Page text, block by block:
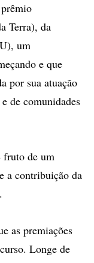
Terra), da
um
e que
por sua atuação
de comunidades
fruto de um
a contribuição da
as premiações
Longe de